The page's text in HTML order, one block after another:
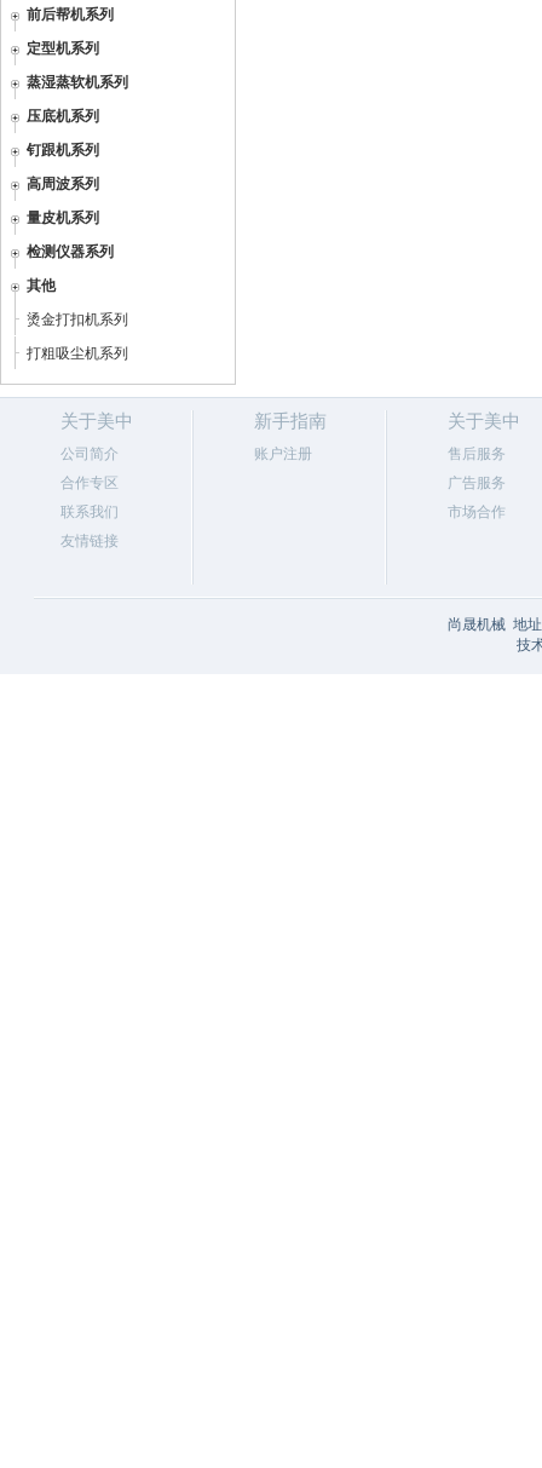
前后帮机系列
定型机系列
蒸湿蒸软机系列
压底机系列
钉跟机系列
高周波系列
量皮机系列
检测仪器系列
其他
烫金打扣机系列
打粗吸尘机系列
关于美中
公司简介
合作专区
联系我们
友情链接
新手指南
账户注册
关于美中
售后服务
广告服务
市场合作
尚晟机械 地
技